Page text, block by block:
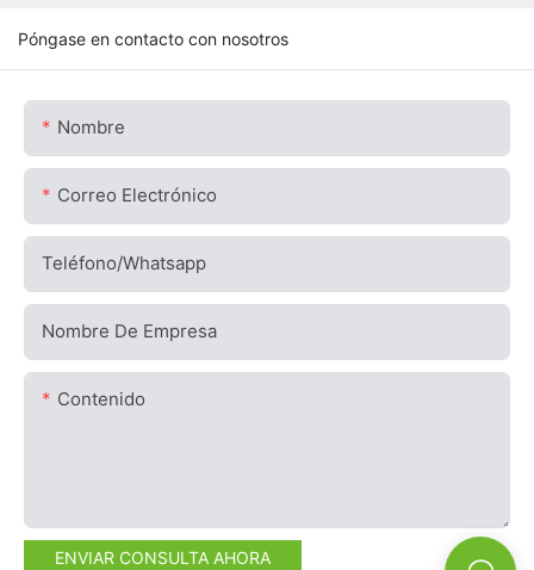
Póngase en contacto con nosotros
Nombre
Correo Electrónico
Teléfono/whatsapp
Nombre De Empresa
Contenido
ENVIAR CONSULTA AHORA